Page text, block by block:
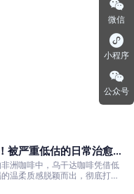
被严重低估的日常治愈口
洲咖啡中，乌干达咖啡凭借低
温柔质感脱颖而出，彻底打破
微信
小程序
公众号